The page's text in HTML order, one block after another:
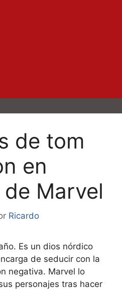
de tom
en
Marvel
Ricardo
Es un dios nórdico
de seducir con la
negativa. Marvel lo
personajes tras hacer